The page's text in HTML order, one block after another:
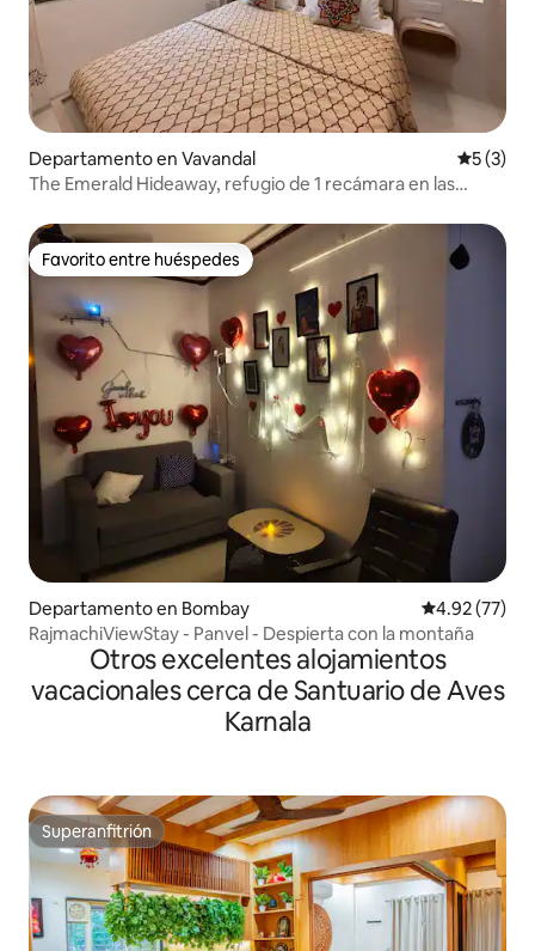
Departamento en Vavandal
5 (3)
The Emerald Hideaway, refugio de 1 recámara en las
Favorito entre huéspedes
Favorito entre huéspedes
Departamento en Bombay Calificación
4.92 (77)
RajmachiViewStay - Panvel - Despierta con la montaña
Otros excelentes alojamientos
vacacionales cerca de Santuario de Aves
Karnala
Superanfitrión
Superanfitrión